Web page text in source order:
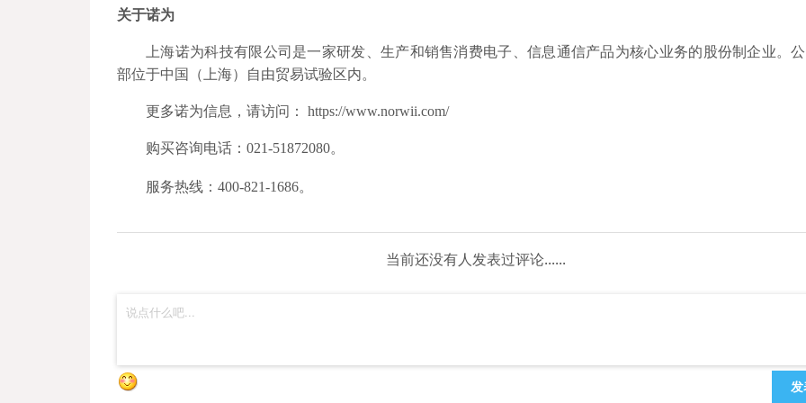
关于诺为
上海诺为科技有限公司是一家研发、生产和销售消费电子、信息通信产品为核心业务的股份制企业。
部位于中国（上海）自由贸易试验区内。
更多诺为信息，请访问： https://www.norwii.com/
购买咨询电话：021-51872080。
服务热线：400-821-1686。
当前还没有人发表过评论......